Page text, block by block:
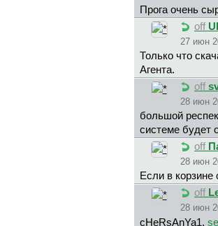
Прога очень
off
27 июн
Только что
Агента.
off
28 июн
большой
системе будет
off
28 июн
Если в
off
28 июн
cHeRsAnYa1,